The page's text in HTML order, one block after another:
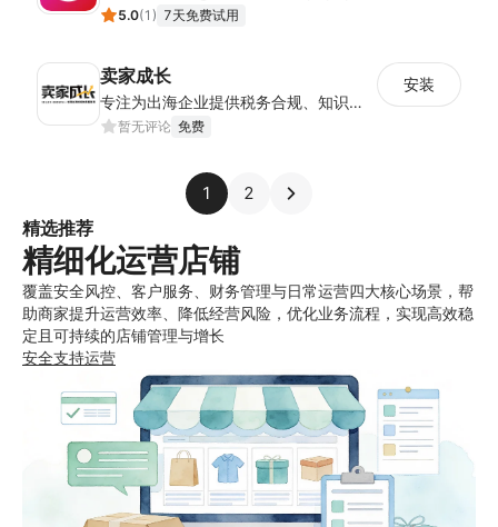
5.0(1 ) 7天免费试用
卖家成长
专注为出海企业提供税务合规、知识产权、海外工商、产品合规认证等全方位出海合规品质服务
暂无评论 免费
安装
1 2
精选推荐
精细化运营店铺
覆盖安全风控、客户服务、财务管理与日常运营四大核心场景，帮
助商家提升运营效率、降低经营风险，优化业务流程，实现高效稳
定且可持续的店铺管理与增长
安全支持运营